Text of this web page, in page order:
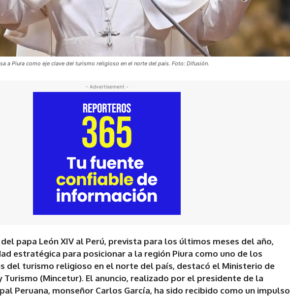
a Piura como eje clave del turismo religioso en el norte del país. Foto: Difusión.
- Advertisement -
papa León XIV al Perú, prevista para los últimos meses del año,
estratégica para posicionar a la región Piura como uno de los
del turismo religioso en el norte del país, destacó el Ministerio de
Turismo (Mincetur). El anuncio, realizado por el presidente de la
Peruana, monseñor Carlos García, ha sido recibido como un impulso